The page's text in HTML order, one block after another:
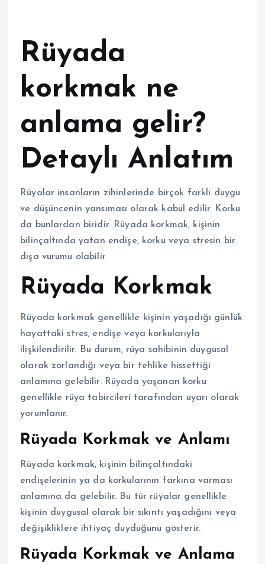
Rüyada
korkmak ne
anlama gelir?
Detaylı Anlatım
Rüyalar insanların zihinlerinde birçok farklı duygu
ve düşüncenin yansıması olarak kabul edilir. Korku
da bunlardan biridir. Rüyada korkmak, kişinin
bilinçaltında yatan endişe, korku veya stresin bir
dışa vurumu olabilir.
Rüyada Korkmak
Rüyada korkmak genellikle kişinin yaşadığı günlük
hayattaki stres, endişe veya korkularıyla
ilişkilendirilir. Bu durum, rüya sahibinin duygusal
olarak zorlandığı veya bir tehlike hissettiği
anlamına gelebilir. Rüyada yaşanan korku
genellikle rüya tabircileri tarafından uyarı olarak
yorumlanır.
Rüyada Korkmak ve Anlamı
Rüyada korkmak, kişinin bilinçaltındaki
endişelerinin ya da korkularının farkına varması
anlamına da gelebilir. Bu tür rüyalar genellikle
kişinin duygusal olarak bir sıkıntı yaşadığını veya
değişikliklere ihtiyaç duyduğunu gösterir.
Rüyada Korkmak ve Anlama